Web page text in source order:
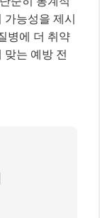
능성을 제시
병에 더 취약
맞는 예방 전